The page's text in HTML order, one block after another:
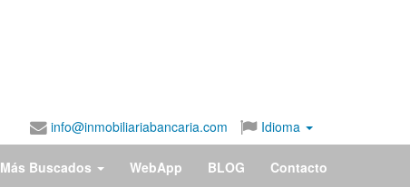
info@inmobiliariabancaria.com Idioma
Más Buscados WebApp BLOG Contacto